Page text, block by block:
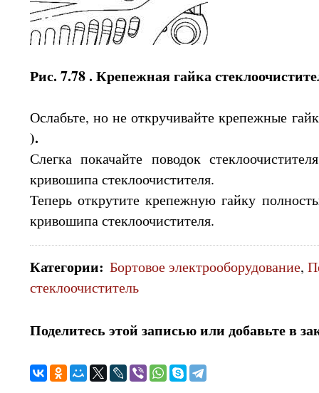
Рис. 7.78 . Крепежная гайка
Ослабьте, но не откручивайте крепежные
).
Слегка покачайте поводок
кривошипа стеклоочистителя.
Теперь открутите крепежную гайку
кривошипа стеклоочистителя.
Категории: Бортовое электрооборудование,
стеклоочиститель
Поделитесь этой записью или добавьте в